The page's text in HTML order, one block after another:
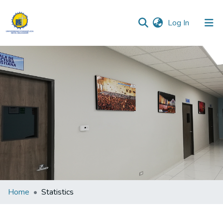
Log In (current)
Communities & Collections
All of DSpace
Home Statistics